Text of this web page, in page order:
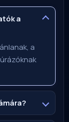
a
a